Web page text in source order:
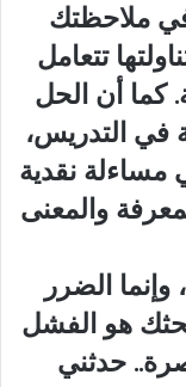
ملاحظتك
تتعامل
كما أن الحل
في التدريس،
مساءلة نقدية
والمعنى
الضرر
هو الفشل
حدثني